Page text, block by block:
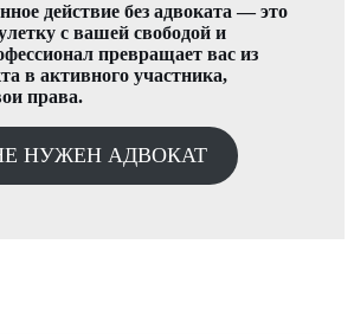
действие без адвоката — это
с вашей свободой и
превращает вас из
в активного участника,
права.
НУЖЕН АДВОКАТ